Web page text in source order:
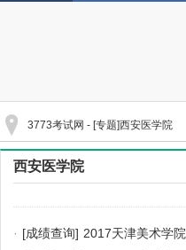
3773考试网 - [专题]西安医学院
西安医学院
· [成绩查询] 2017天津美术学